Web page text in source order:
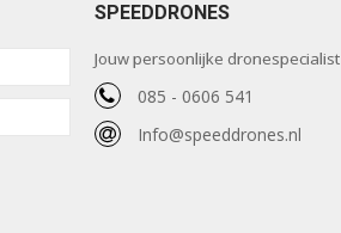
SPEEDDRONES
Jouw persoonlijke dronespecialist
085 - 0606 541
Info@speeddrones.nl